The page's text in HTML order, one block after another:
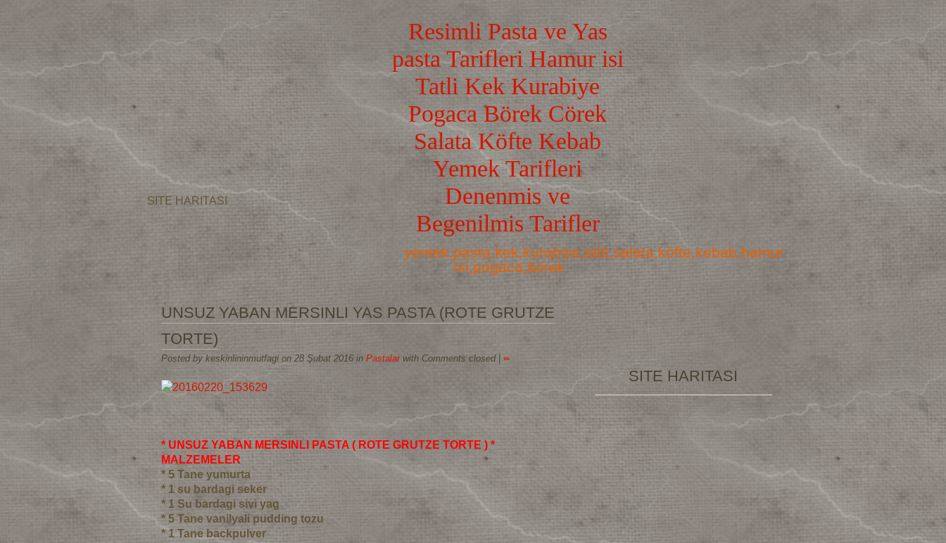
Resimli Pasta ve Yas
pasta Tarifleri Hamur isi
Tatli Kek Kurabiye
Pogaca Börek Cörek
Salata Köfte Kebab
Yemek Tarifleri
Denenmis ve
Begenilmis Tarifler
yemek,pasta,kek,kurabiye,tatli,salata,köfte,kebab,hamur
isi,pogaca,börek
SITE HARITASI
UNSUZ YABAN MERSINLI YAS PASTA (ROTE GRUTZE
TORTE)
Posted by keskinlininmutfagi on 28 Şubat 2016 in Pastalar with Comments closed| ∞
* UNSUZ YABAN MERSINLI PASTA ( ROTE GRUTZE TORTE ) *
MALZEMELER
* 5 Tane yumurta
* 1 su bardagi seker
* 1 Su bardagi sivi yag
* 5 Tane vanilyali pudding tozu
* 1 Tane backpulver
SITE HARITASI